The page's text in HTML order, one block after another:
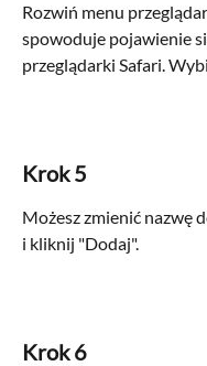
Rozwiń menu
spowoduje pojawienie
przeglądarki Safari.
Krok 5
Możesz zmienić nazwę
i kliknij "Dodaj".
Krok 6